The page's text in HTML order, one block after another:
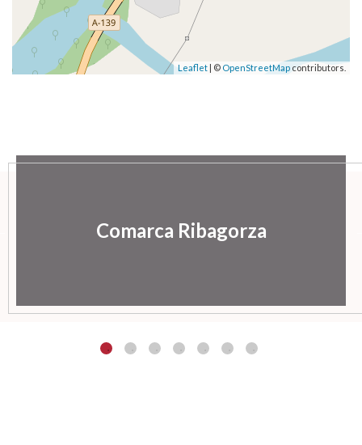
Leaflet | © OpenStreetMap contributors.
Comarca Ribagorza